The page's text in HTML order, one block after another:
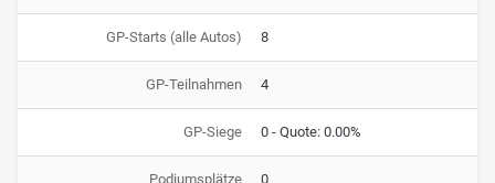
GP-Starts (alle Autos) 8
GP-Teilnahmen 4
GP-Siege 0 - Quote: 0.00%
Podiumsplätze 0